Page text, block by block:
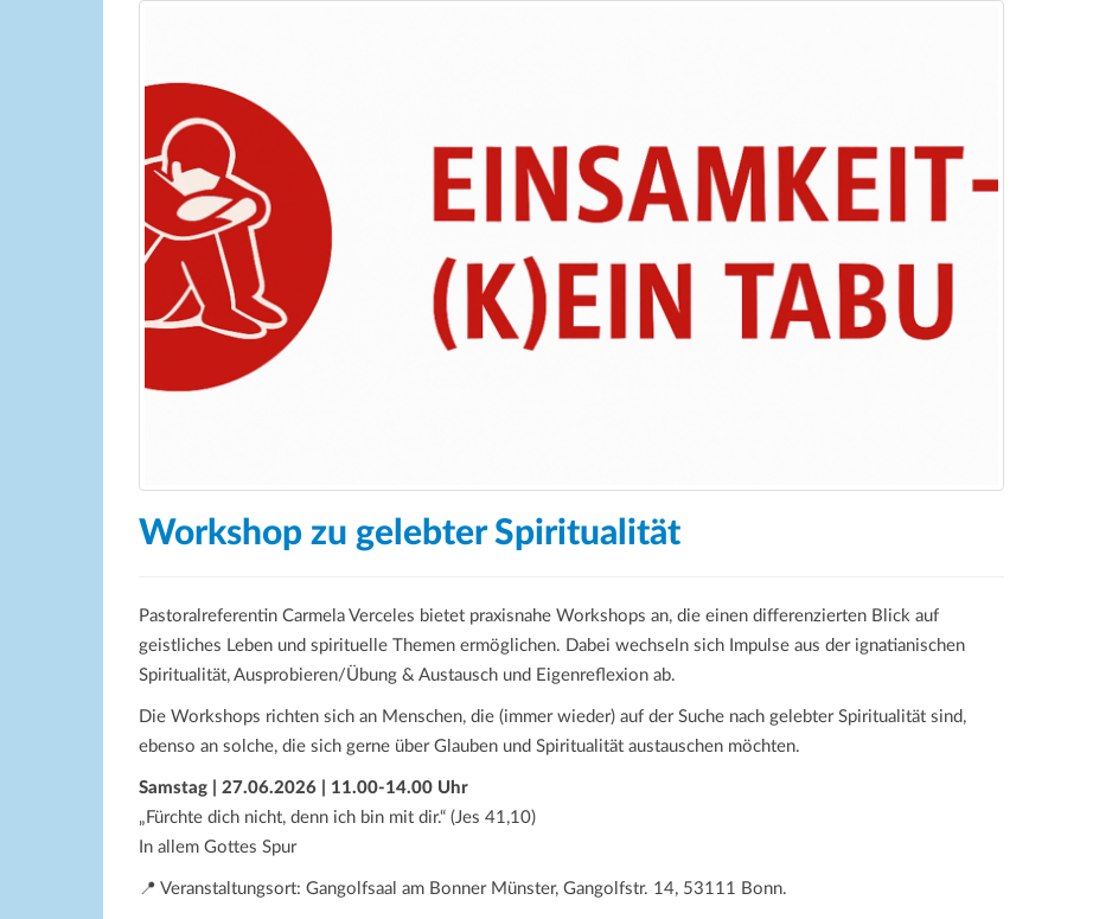
Workshop zu gelebter Spiritualität
Pastoralreferentin Carmela Verceles bietet praxisnahe Workshops an, die einen differenzierten Blick auf
geistliches Leben und spirituelle Themen ermöglichen. Dabei wechseln sich Impulse aus der ignatianischen
Spiritualität, Ausprobieren/Übung & Austausch und Eigenreflexion ab.
Die Workshops richten sich an Menschen, die (immer wieder) auf der Suche nach gelebter Spiritualität sind,
ebenso an solche, die sich gerne über Glauben und Spiritualität austauschen möchten.
Samstag | 27.06.2026 | 11.00-14.00 Uhr
„Fürchte dich nicht, denn ich bin mit dir.“ (Jes 41,10)
In allem Gottes Spur
📍 Veranstaltungsort: Gangolfsaal am Bonner Münster, Gangolfstr. 14, 53111 Bonn.